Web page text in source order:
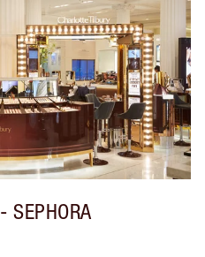
- SEPHORA